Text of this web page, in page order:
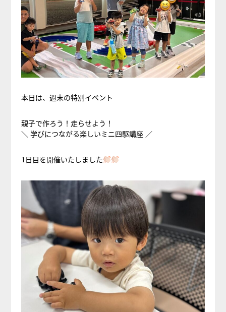
本日は、週末の特別イベント
親子で作ろう！走らせよう！
＼ 学びにつながる楽しいミニ四駆講座 ／
1日目を開催いたしました